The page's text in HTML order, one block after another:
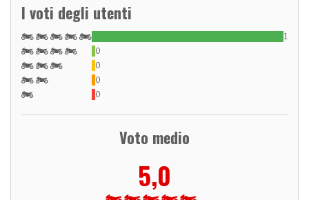
I voti degli utenti
1
0
0
0
0
Voto medio
5,0